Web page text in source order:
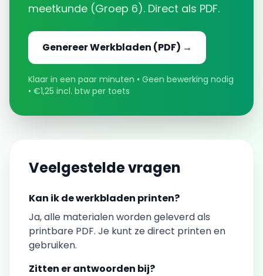
meetkunde (Groep 6). Direct als PDF.
GenereerWerkbladen (PDF) →
Klaar in een paar minuten • Geen bewerking nodig
• €1,25 incl. btw per toets
Veelgestelde vragen
Kan ik dewerkbladen printen?
Ja, alle materialen worden geleverd als
printbare PDF. Je kunt ze direct printen en
gebruiken.
Zitten er antwoorden bij?